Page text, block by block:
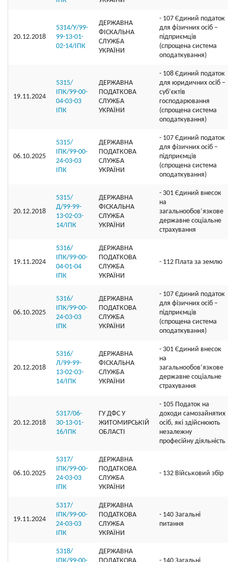
20.12.2018
5314/У/99-
99-13-01-
02-14/ІПК
ДЕРЖАВНА
ФІСКАЛЬНА
СЛУЖБА
УКРАЇНИ
- 107 Єдиний податок
для фізичних осіб –
підприємців
(спрощена система
оподаткування)
19.11.2024
5315/
ІПК/99-00-
04-03-03
ІПК
ДЕРЖАВНА
ПОДАТКОВА
СЛУЖБА
УКРАЇНИ
- 108 Єдиний податок
для юридичних осіб –
суб’єктів
господарювання
(спрощена система
оподаткування)
06.10.2025
5315/
ІПК/99-00-
24-03-03
ІПК
ДЕРЖАВНА
ПОДАТКОВА
СЛУЖБА
УКРАЇНИ
- 107 Єдиний податок
для фізичних осіб –
підприємців
(спрощена система
оподаткування)
20.12.2018
5315/
Д/99-99-
13-02-03-
14/ІПК
ДЕРЖАВНА
ФІСКАЛЬНА
СЛУЖБА
УКРАЇНИ
- 301 Єдиний внесок
на
загальнообов’язкове
державне соціальне
страхування
19.11.2024
5316/
ІПК/99-00-
04-01-04
ІПК
ДЕРЖАВНА
ПОДАТКОВА
СЛУЖБА
УКРАЇНИ
- 112 Плата за землю
06.10.2025
5316/
ІПК/99-00-
24-03-03
ІПК
ДЕРЖАВНА
ПОДАТКОВА
СЛУЖБА
УКРАЇНИ
- 107 Єдиний податок
для фізичних осіб –
підприємців
(спрощена система
оподаткування)
20.12.2018
5316/
Л/99-99-
13-02-03-
14/ІПК
ДЕРЖАВНА
ФІСКАЛЬНА
СЛУЖБА
УКРАЇНИ
- 301 Єдиний внесок
на
загальнообов’язкове
державне соціальне
страхування
20.12.2018
5317/06-
30-13-01-
16/ІПК
ГУ ДФС У
ЖИТОМИРСЬКIЙ
ОБЛАСТI
- 105 Податок на
доходи самозайнятих
осіб, які здійснюють
незалежну
професійну діяльність
06.10.2025
5317/
ІПК/99-00-
24-03-03
ІПК
ДЕРЖАВНА
ПОДАТКОВА
СЛУЖБА
УКРАЇНИ
- 132 Військовий збір
19.11.2024
5317/
ІПК/99-00-
24-03-03
ІПК
ДЕРЖАВНА
ПОДАТКОВА
СЛУЖБА
УКРАЇНИ
- 140 Загальні
питання
5318/
ДЕРЖАВНА